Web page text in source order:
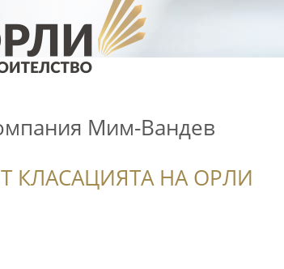
Мим-Вандев
КЛАСАЦИЯТА НА ОРЛИ